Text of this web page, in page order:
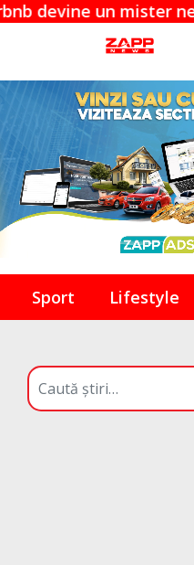
un mister neliniștitor
Sport Lifestyle